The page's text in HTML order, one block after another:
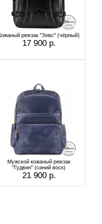
рюкзак "Зевс" (чёрный)
17 900 р.
Мужской кожаный рюкзак
"Гудвин" (синий воск)
21 900 р.